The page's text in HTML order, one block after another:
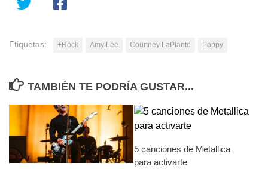
Etiquetas: +Rock Amy Lee Courtney LaPlante Poppy
TAMBIÉN TE PODRÍA GUSTAR...
5 canciones de Metallica
para activarte